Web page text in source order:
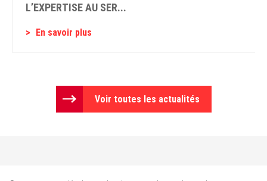
L’EXPERTISE AU SER...
En savoir plus
Voir toutes les actualités